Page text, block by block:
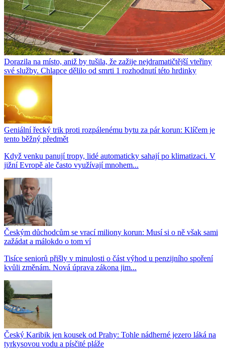
Dorazila na místo, aniž by tušila, že zažije nejdramatičtější vteřiny
své služby. Chlapce dělilo od smrti 1 rozhodnutí této hrdinky
Geniální řecký trik proti rozpálenému bytu za pár korun: Klíčem je
tento běžný předmět
Když venku panují tropy, lidé automaticky sahají po klimatizaci. V
jižní Evropě ale často využívají mnohem...
Českým důchodcům se vrací miliony korun: Musí si o ně však sami
zažádat a málokdo o tom ví
Tisíce seniorů přišly v minulosti o část výhod u penzijního spoření
kvůli změnám. Nová úprava zákona jim...
Český Karibik jen kousek od Prahy: Tohle nádherné jezero láká na
tyrkysovou vodu a písčité pláže